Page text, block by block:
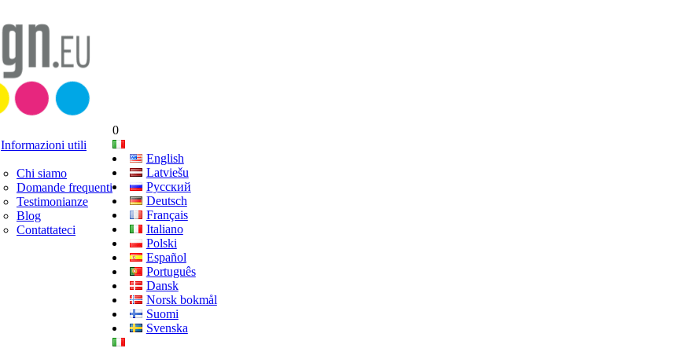
Informazioni utili
Chi siamo
Domande frequenti
Testimonianze
Blog
Contattateci
0
English
Latviešu
Русский
Deutsch
Français
Italiano
Polski
Español
Português
Dansk
Norsk bokmål
Suomi
Svenska